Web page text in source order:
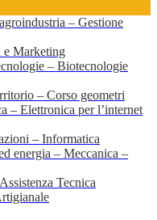
– Gestione
e Marketing
– Biotecnologie
– Corso geometri
– Elettronica per l’internet
– Informatica
energia – Meccanica –
Tecnica